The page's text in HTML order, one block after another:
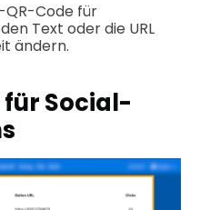
QR-Code für
Text oder die URL
ändern.
Social-